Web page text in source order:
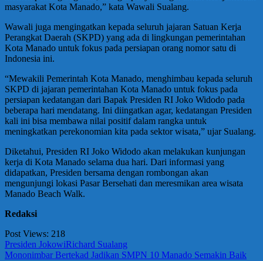
masyarakat Kota Manado,” kata Wawali Sualang.
Wawali juga mengingatkan kepada seluruh jajaran Satuan Kerja
Perangkat Daerah (SKPD) yang ada di lingkungan pemerintahan
Kota Manado untuk fokus pada persiapan orang nomor satu di
Indonesia ini.
“Mewakili Pemerintah Kota Manado, menghimbau kepada seluruh
SKPD di jajaran pemerintahan Kota Manado untuk fokus pada
persiapan kedatangan dari Bapak Presiden RI Joko Widodo pada
beberapa hari mendatang. Ini diingatkan agar, kedatangan Presiden
kali ini bisa membawa nilai positif dalam rangka untuk
meningkatkan perekonomian kita pada sektor wisata,” ujar Sualang.
Diketahui, Presiden RI Joko Widodo akan melakukan kunjungan
kerja di Kota Manado selama dua hari. Dari informasi yang
didapatkan, Presiden bersama dengan rombongan akan
mengunjungi lokasi Pasar Bersehati dan meresmikan area wisata
Manado Beach Walk.
Redaksi
Post Views: 218
Presiden JokowiRichard Sualang
Navigasi
Previous
Mononimbar Bertekad Jadikan SMPN 10 Manado Semakin Baik